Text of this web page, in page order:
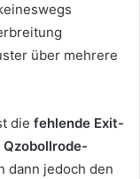
über mehrere
die fehlende Exit-
Qzobollrode-
dann jedoch den